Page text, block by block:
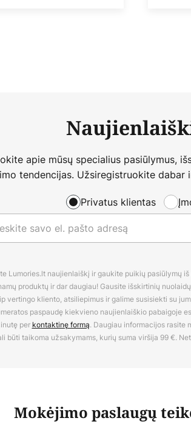
apie mūsų specialius pasiūlymus,
tendencijas. Užsiregistruokite dabar
Privatus klientas
Lumories.lt naujienlaiškį ir gaukite puikių pasiūlymų
produktų ir dar daugiau! Gausite išskirtinių
vertingo kliento, atsiliepimus ir galime susisiekti su
paspaudę kiekvieno naujienlaiškio pabaigoje
per kontaktinę formą. Daugiau informacijos rasite
būti taikoma užsakymams, kurių suma viršija 99 €.
Mokėjimo paslaugų